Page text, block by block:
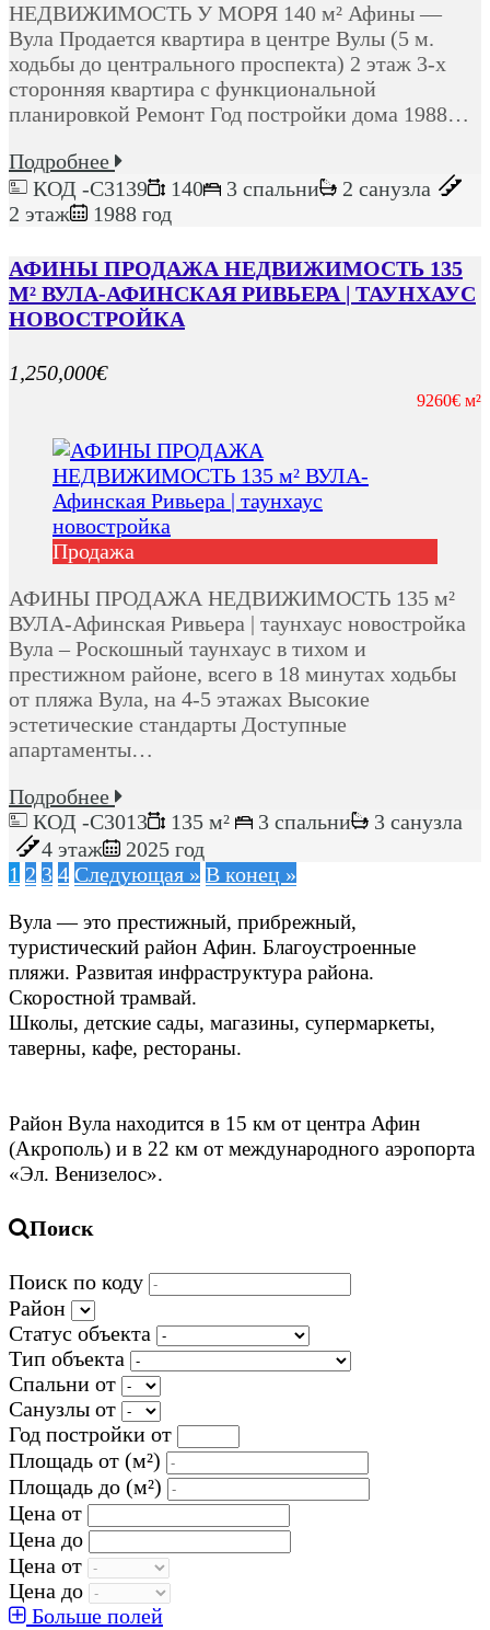
НЕДВИЖИМОСТЬ У МОРЯ 140 м² Афины —
Вула Продается квартира в центре Вулы (5 м.
ходьбы до центрального проспекта) 2 этаж 3-х
сторонняя квартира с функциональной
планировкой Ремонт Год постройки дома 1988…
Подробнее
КОД -C3139
140 3 спальни
2 санузла
2 этаж
1988 год
АФИНЫ ПРОДАЖА НЕДВИЖИМОСТЬ 135
М² ВУЛА-АФИНСКАЯ РИВЬЕРА | ТАУНХАУС
НОВОСТРОЙКА
1,250,000€
9260€ м²
Продажа
АФИНЫ ПРОДАЖА НЕДВИЖИМОСТЬ 135 м²
ВУЛА-Афинская Ривьера | таунхаус новостройка
Вула – Роскошный таунхаус в тихом и
престижном районе, всего в 18 минутах ходьбы
от пляжа Вула, на 4-5 этажах Высокие
эстетические стандарты Доступные
апартаменты…
Подробнее
КОД -C3013
135 м² 3 спальни
3 санузла
4 этаж
2025 год
1 2 3 4 Следующая » В конец »
Вула — это престижный, прибрежный,
туристический район Афин. Благоустроенные
пляжи. Развитая инфраструктура района.
Скоростной трамвай.
Школы, детские сады, магазины, супермаркеты,
таверны, кафе, рестораны.
Район Вула находится в 15 км от центра Афин
(Акрополь) и в 22 км от международного аэропорта
«Эл. Венизелос».
Поиск
Поиск по коду
Район
Статус объекта
Тип объекта
Спальни от
Санузлы от
Год постройки от
Площадь от (м²)
Площадь до (м²)
Цена от
Цена до
Цена от
Цена до
Больше полей